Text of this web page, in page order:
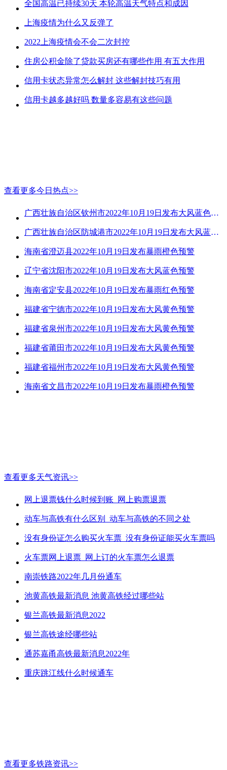
全国高温已持续30天 本轮高温天气特点和成因
上海疫情为什么又反弹了
2022上海疫情会不会二次封控
住房公积金除了贷款买房还有哪些作用 有五大作用
信用卡状态异常怎么解封 这些解封技巧有用
信用卡越多越好吗 数量多容易有这些问题
查看更多今日热点>>
广西壮族自治区钦州市2022年10月19日发布大风蓝色预警
广西壮族自治区防城港市2022年10月19日发布大风蓝色预警
海南省澄迈县2022年10月19日发布暴雨橙色预警
辽宁省沈阳市2022年10月19日发布大风蓝色预警
海南省定安县2022年10月19日发布暴雨红色预警
福建省宁德市2022年10月19日发布大风黄色预警
福建省泉州市2022年10月19日发布大风黄色预警
福建省莆田市2022年10月19日发布大风黄色预警
福建省福州市2022年10月19日发布大风黄色预警
海南省文昌市2022年10月19日发布暴雨橙色预警
查看更多天气资讯>>
网上退票钱什么时候到账_网上购票退票
动车与高铁有什么区别_动车与高铁的不同之处
没有身份证怎么购买火车票_没有身份证能买火车票吗
火车票网上退票_网上订的火车票怎么退票
南崇铁路2022年几月份通车
池黄高铁最新消息 池黄高铁经过哪些站
银兰高铁最新消息2022
银兰高铁途经哪些站
通苏嘉甬高铁最新消息2022年
重庆跳江线什么时候通车
查看更多铁路资讯>>